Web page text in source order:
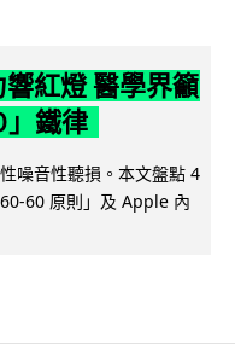
紅燈 醫學界籲
鐵律
噪音性聽損。本文盤點 4
60 原則」及 Apple 內